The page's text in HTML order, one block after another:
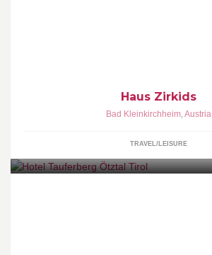
Haus Zirkids
Bad Kleinkirchheim,Austria
TRAVEL/LEISURE